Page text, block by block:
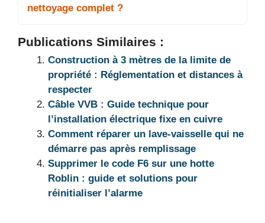
nettoyage complet ?
Publications Similaires :
Construction à 3 mètres de la limite de
propriété : Réglementation et distances à
respecter
Câble VVB : Guide technique pour
l’installation électrique fixe en cuivre
Comment réparer un lave-vaisselle qui ne
démarre pas après remplissage
Supprimer le code F6 sur une hotte
Roblin : guide et solutions pour
réinitialiser l’alarme